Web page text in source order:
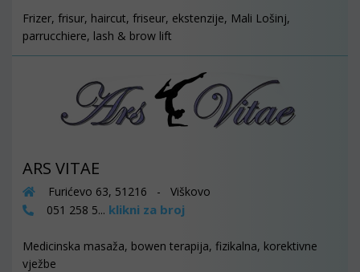
Frizer, frisur, haircut, friseur, ekstenzije, Mali Lošinj,
parrucchiere, lash & brow lift
ARS VITAE
Furićevo 63, 51216 - Viškovo
051 258 5... klikni za broj
Medicinska masaža, bowen terapija, fizikalna, korektivne
vježbe